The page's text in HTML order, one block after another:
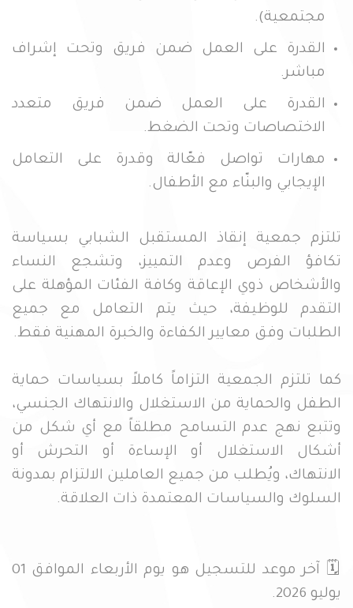
مجتمعية).
القدرة على العمل ضمن فريق وتحت إشراف
مباشر.
القدرة على العمل ضمن فريق متعدد
الاختصاصات وتحت الضغط.
مهارات تواصل فعّالة وقدرة على التعامل
الإيجابي والبنّاء مع الأطفال.
تلتزم جمعية إنقاذ المستقبل الشبابي بسياسة
تكافؤ الفرص وعدم التمييز، وتشجع النساء
والأشخاص ذوي الإعاقة وكافة الفئات المؤهلة على
التقدم للوظيفة، حيث يتم التعامل مع جميع
الطلبات وفق معايير الكفاءة والخبرة المهنية فقط.
كما تلتزم الجمعية التزاماً كاملاً بسياسات حماية
الطفل والحماية من الاستغلال والانتهاك الجنسي،
وتتبع نهج عدم التسامح مطلقاً مع أي شكل من
أشكال الاستغلال أو الإساءة أو التحرش أو
الانتهاك، ويُطلب من جميع العاملين الالتزام بمدونة
السلوك والسياسات المعتمدة ذات العلاقة.
🗓️ آخر موعد للتسجيل هو يوم الأربعاء الموافق 01
يوليو 2026.